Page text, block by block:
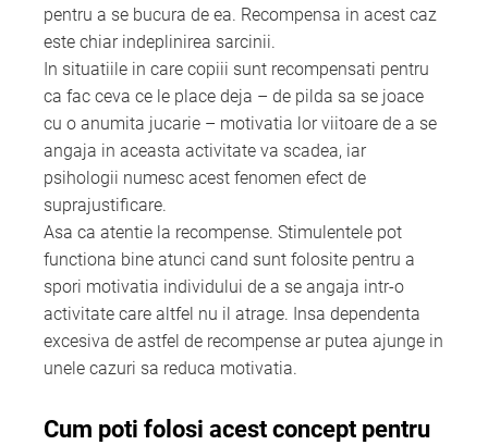
pentru a se bucura de ea. Recompensa in acest caz
este chiar indeplinirea sarcinii.
In situatiile in care copiii sunt recompensati pentru
ca fac ceva ce le place deja – de pilda sa se joace
cu o anumita jucarie – motivatia lor viitoare de a se
angaja in aceasta activitate va scadea, iar
psihologii numesc acest fenomen efect de
suprajustificare.
Asa ca atentie la recompense. Stimulentele pot
functiona bine atunci cand sunt folosite pentru a
spori motivatia individului de a se angaja intr-o
activitate care altfel nu il atrage. Insa dependenta
excesiva de astfel de recompense ar putea ajunge in
unele cazuri sa reduca motivatia.
Cum poti folosi acest concept pentru